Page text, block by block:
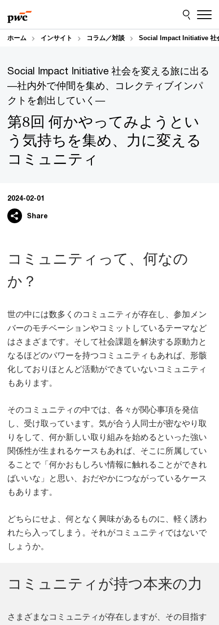
to
content
to
footer
ホーム インサイト コラム／対談 Social Impact Initiative 社
Social Impact Initiative 社会を変える旅に出る
―社内外で仲間を集め、コレクティブインパ
クトを創出していく―
第8回 何かやってみようとい
う気持ちを集め、力に変える
コミュニティ
2024-02-01
Share
コミュニティって、何なの
か？
世の中には数多くのコミュニティが存在し、参加メン
バーのモチベーションやコミットしているテーマなど
はさまざまです。そして社会課題を解決する原動力と
なるほどのパワーを持つコミュニティもあれば、形骸
化しておりほとんど活動ができていないコミュニティ
もあります。
そのコミュニティの中では、各々が関心事項を発信
し、受け取っています。気が合う人同士が密なやり取
りをして、何か新しい取り組みを始めるといった強い
関係性が生まれるケースもあれば、そこに所属してい
ることで「何かおもしろい情報に触れることができれ
ばいいな」と思い、おだやかにつながっているケース
もあります。
どちらにせよ、何となく興味があるものに、軽く誘わ
れたら入ってしまう。それがコミュニティではないで
しょうか。
コミュニティが持つ本来の力
さまざまなコミュニティが存在しますが、その目指す